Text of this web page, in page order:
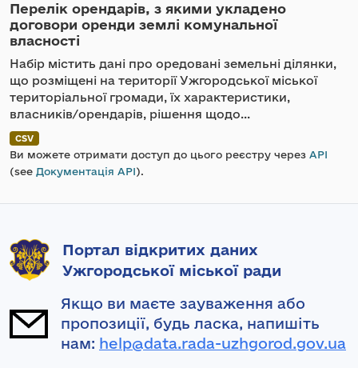
Перелік орендарів, з якими укладено
договори оренди землі комунальної
власності
Набір містить дані про оредовані земельні ділянки,
що розміщені на території Ужгородської міської
територіальної громади, їх характеристики,
власників/орендарів, рішення щодо...
CSV
Ви можете отримати доступ до цього реєстру через API
(see Документація API).
Портал відкритих даних
Ужгородської міської ради
Якщо ви маєте зауваження або
пропозиції, будь ласка, напишіть
нам: help@data.rada-uzhgorod.gov.ua